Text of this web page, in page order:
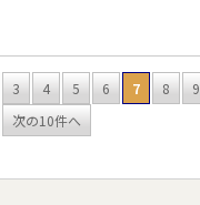
3 4 5 6 7 8 9
次の10件へ